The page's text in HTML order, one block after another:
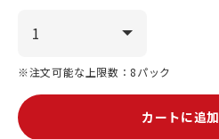
※注文可能な上限数：8パック
カートに追加